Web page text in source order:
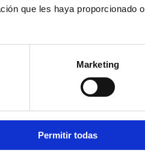
que les haya proporcionado o
Marketing
Permitir todas